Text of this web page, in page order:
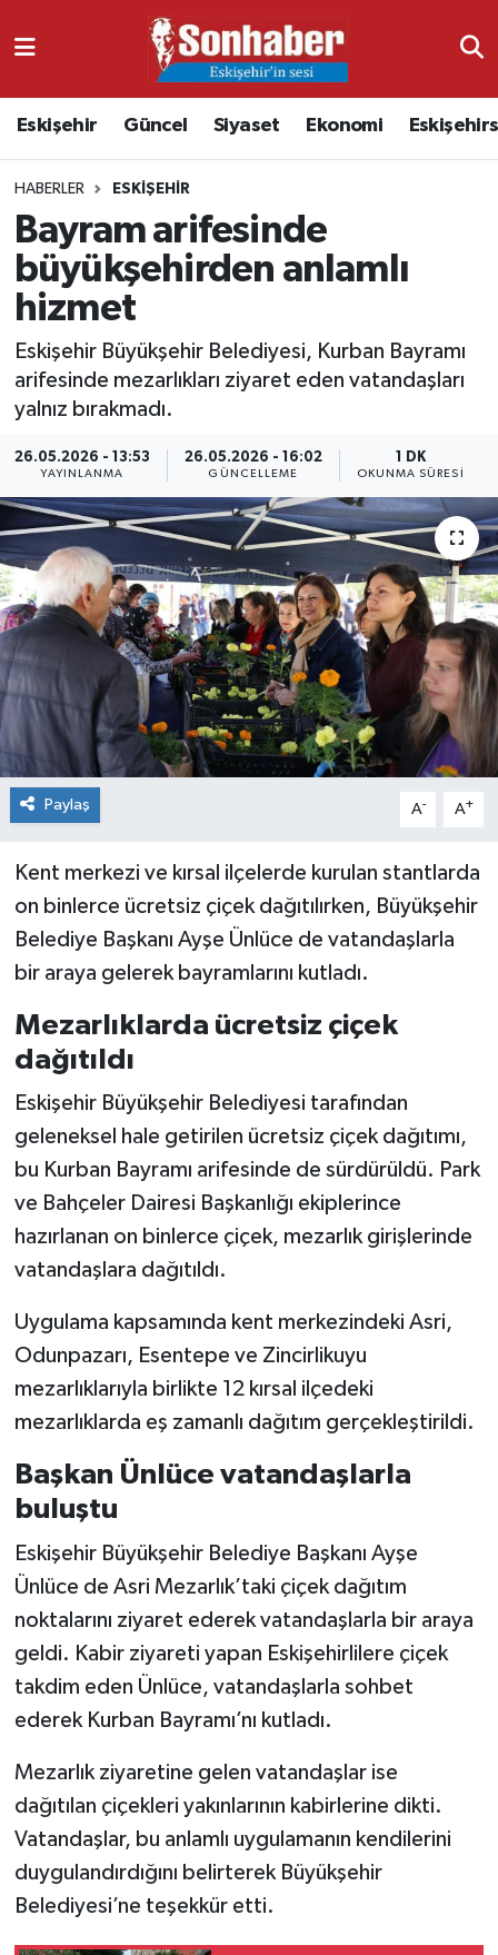
Eskişehir Güncel Siyaset Ekonomi
HABERLER ESKIŞEHIR
Bayram arifesinde
büyükşehirden anlamlı
hizmet
Eskişehir Büyükşehir Belediyesi, Kurban Bayramı
arifesinde mezarlıkları ziyaret eden vatandaşları
yalnız bırakmadı.
26.05.2026 - 13:53
YAYINLANMA
26.05.2026 - 16:02
GÜNCELLEME
1 DK
OKUNMA SÜRESI
Paylaş A- A+
Kent merkezi ve kırsal ilçelerde kurulan stantlarda
on binlerce ücretsiz çiçek dağıtılırken, Büyükşehir
Belediye Başkanı Ayşe Ünlüce de vatandaşlarla
bir araya gelerek bayramlarını kutladı.
Mezarlıklarda ücretsiz çiçek
dağıtıldı
Eskişehir Büyükşehir Belediyesi tarafından
geleneksel hale getirilen ücretsiz çiçek dağıtımı,
bu Kurban Bayramı arifesinde de sürdürüldü. Park
ve Bahçeler Dairesi Başkanlığı ekiplerince
hazırlanan on binlerce çiçek, mezarlık girişlerinde
vatandaşlara dağıtıldı.
Uygulama kapsamında kent merkezindeki Asri,
Odunpazarı, Esentepe ve Zincirlikuyu
mezarlıklarıyla birlikte 12 kırsal ilçedeki
mezarlıklarda eş zamanlı dağıtım gerçekleştirildi.
Başkan Ünlüce vatandaşlarla
buluştu
Eskişehir Büyükşehir Belediye Başkanı Ayşe
Ünlüce de Asri Mezarlık’taki çiçek dağıtım
noktalarını ziyaret ederek vatandaşlarla bir araya
geldi. Kabir ziyareti yapan Eskişehirlilere çiçek
takdim eden Ünlüce, vatandaşlarla sohbet
ederek Kurban Bayramı’nı kutladı.
Mezarlık ziyaretine gelen vatandaşlar ise
dağıtılan çiçekleri yakınlarının kabirlerine dikti.
Vatandaşlar, bu anlamlı uygulamanın kendilerini
duygulandırdığını belirterek Büyükşehir
Belediyesi’ne teşekkür etti.
Ekonomi
Güncel
Kültür & Sanat
Magazin
Sağlık
Spor
Nöbetçi Eczaneler
Namaz Vakitleri
Trafik Durumu
Süper Lig Puan Durumu ve Fikstür
Tüm Manşetler
Haber Arşivi